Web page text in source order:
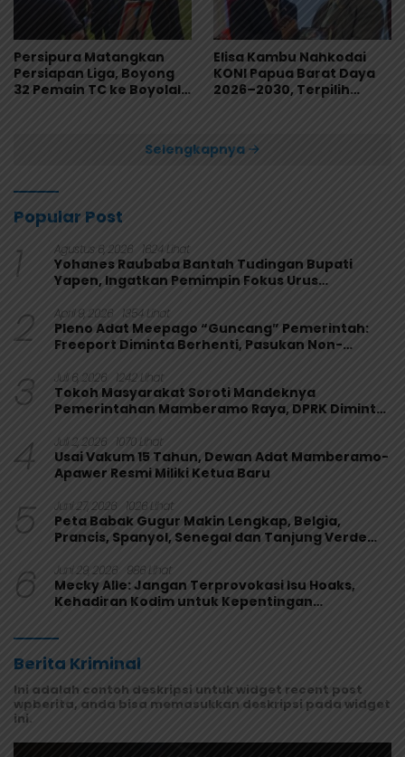
Persipura Matangkan
Persiapan Liga, Boyong
32 Pemain TC ke Boyolali
Elisa Kambu Nahkodai
KONI Papua Barat Daya
2026–2030, Terpilih
Selengkapnya
Popular Post
1 Agustus 6, 2026 1624 Lihat
Yohanes Raubaba Bantah Tudingan Bupati
Yapen, Ingatkan Pemimpin Fokus Urus
2 April 9, 2026 1354 Lihat
Pleno Adat Meepago “Guncang” Pemerintah:
Freeport Diminta Berhenti, Pasukan Non-
3 Juli 6, 2026 1242 Lihat
Tokoh Masyarakat Soroti Mandeknya
Pemerintahan Mamberamo Raya, DPRK Diminta
4 Juli 2, 2026 1070 Lihat
Usai Vakum 15 Tahun, Dewan Adat Mamberamo-
Apawer Resmi Miliki Ketua Baru
5 Juni 27, 2026 1026 Lihat
Peta Babak Gugur Makin Lengkap, Belgia,
Prancis, Spanyol, Senegal dan Tanjung Verde
6 Juni 29, 2026 986 Lihat
Mecky Alle: Jangan Terprovokasi Isu Hoaks,
Kehadiran Kodim untuk Kepentingan
Berita Kriminal
Ini adalah contoh deskripsi untuk widget recent post
wpberita, anda bisa memasukkan deskripsi pada widget
ini.